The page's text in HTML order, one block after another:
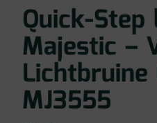
Quick-
Majestic –
Lichtbruine
MJ3555